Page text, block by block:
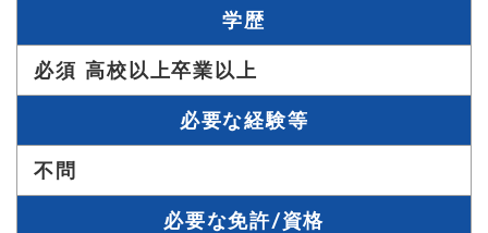
学歴
必須 高校以上卒業以上
必要な経験等
不問
必要な免許/資格